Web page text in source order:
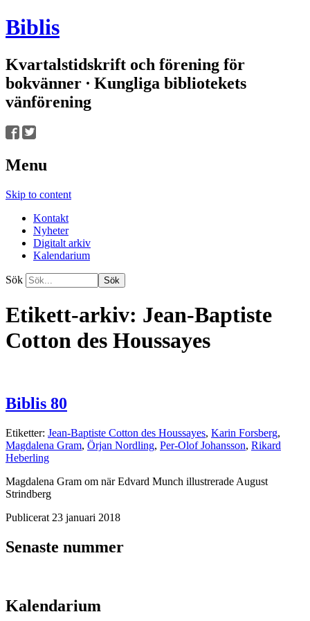
Biblis
Kvartalstidskrift och förening för
bokvänner ∙ Kungliga bibliotekets
vänförening
Menu
Skip to content
Kontakt
Nyheter
Digitalt arkiv
Kalendarium
Sök
Etikett-arkiv: Jean-Baptiste
Cotton des Houssayes
Biblis 80
Etiketter: Jean-Baptiste Cotton des Houssayes, Karin Forsberg,
Magdalena Gram, Örjan Nordling, Per-Olof Johansson, Rikard
Heberling
Magdalena Gram om när Edvard Munch illustrerade August
Strindberg
Publicerat 23 januari 2018
Senaste nummer
Kalendarium